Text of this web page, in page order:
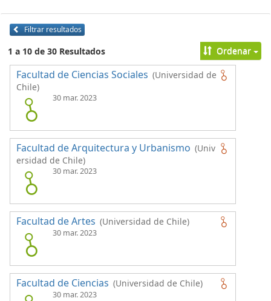
Filtrar resultados
1 a 10 de 30 Resultados Ordenar
Facultad de Ciencias Sociales (Universidad de
Chile)
30 mar. 2023
Facultad de Arquitectura y Urbanismo (Univ
ersidad de Chile)
30 mar. 2023
Facultad de Artes (Universidad de Chile)
30 mar. 2023
Facultad de Ciencias (Universidad de Chile)
30 mar. 2023